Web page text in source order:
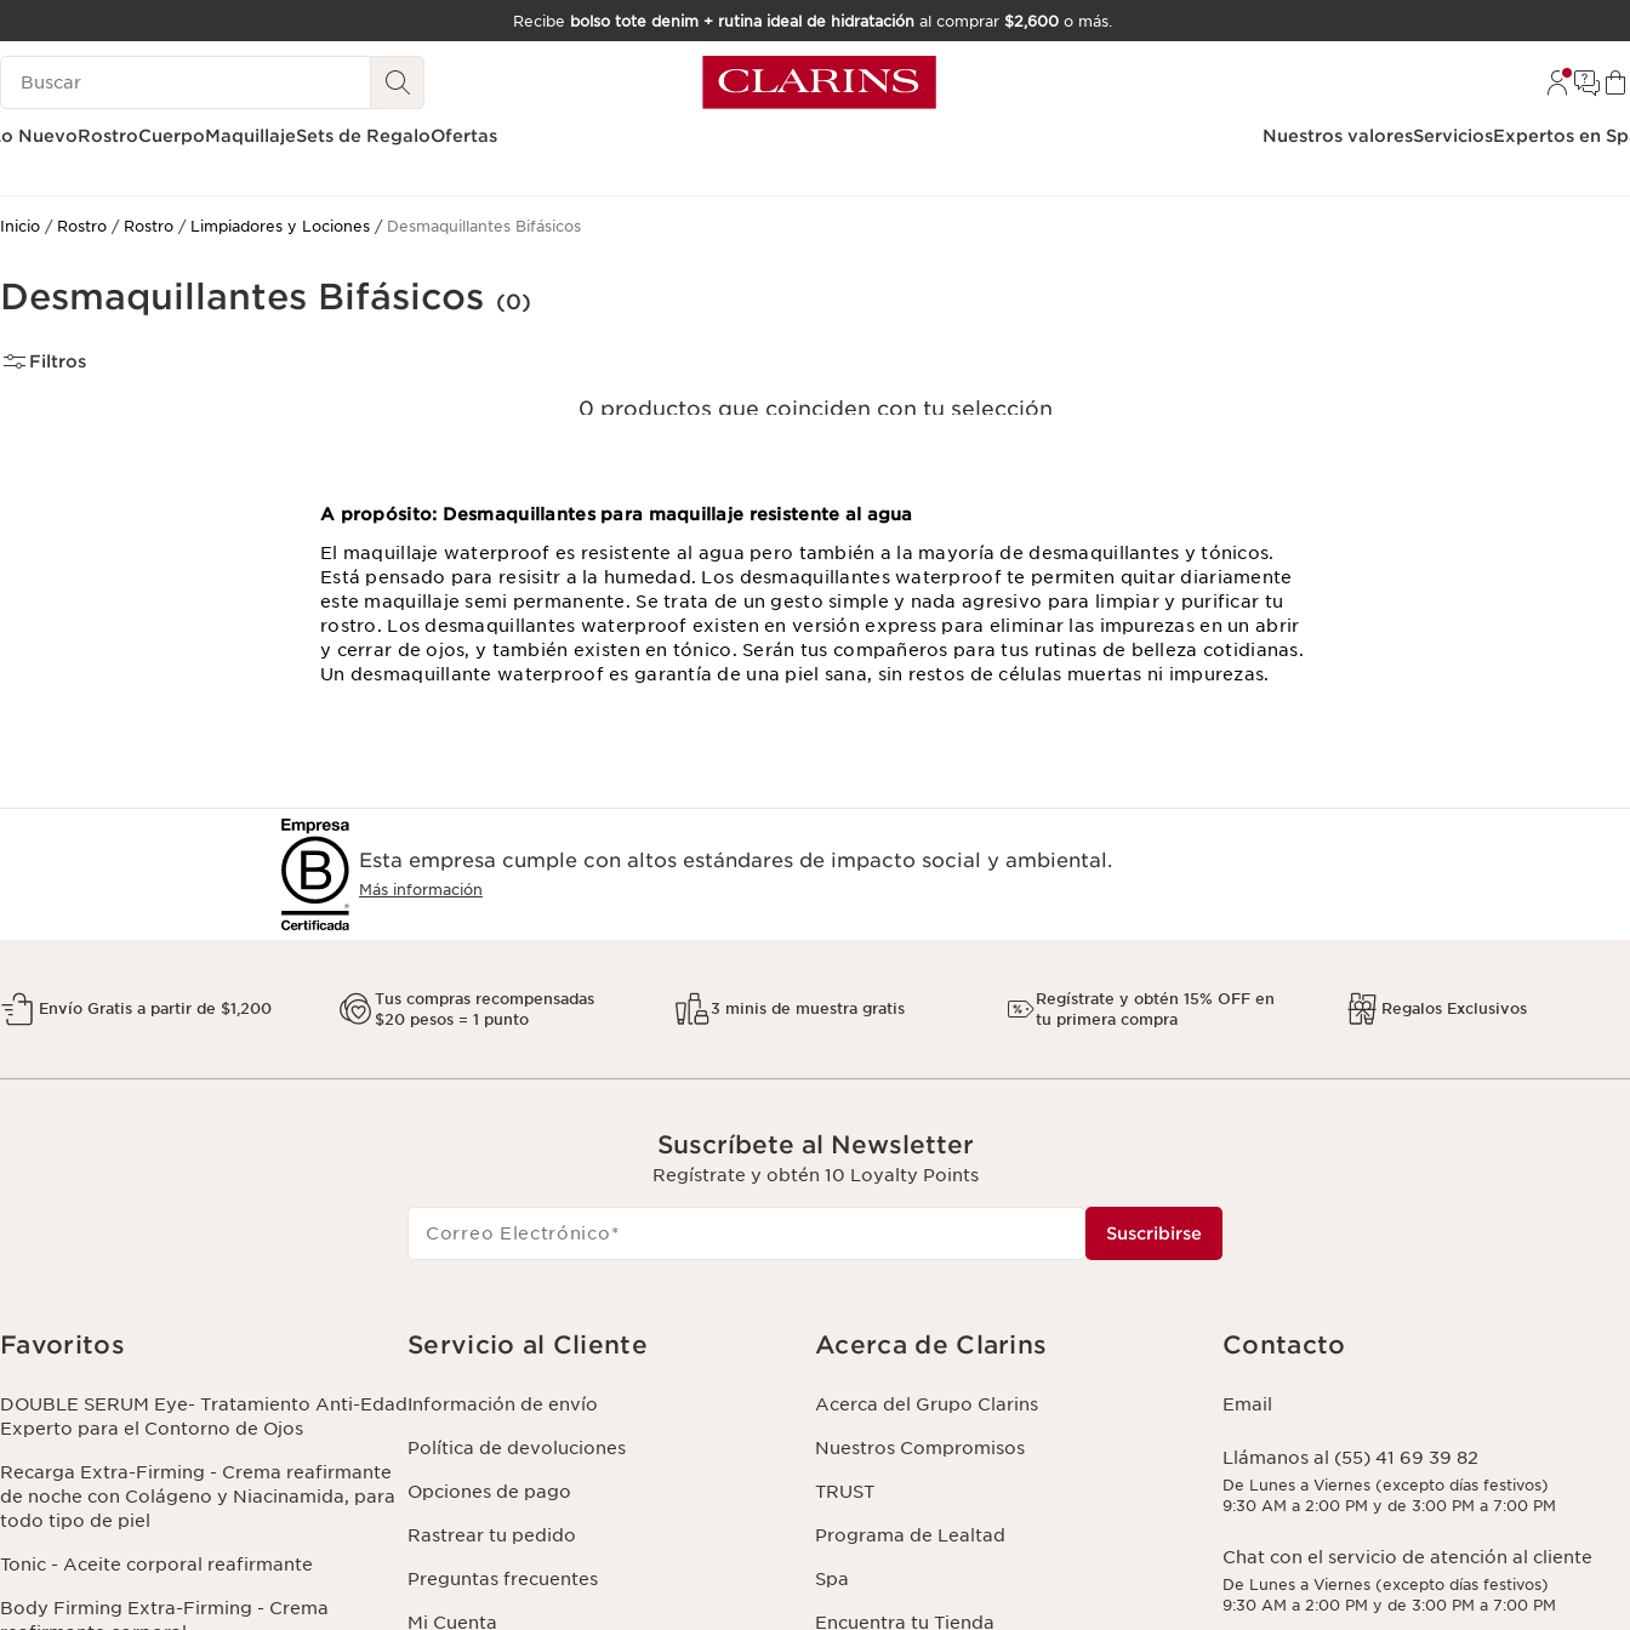
IR AL CONTENIDO
Recibe bolso tote denim + rutina ideal de hidratación al comprar $2,600 o más.
Buscar
NuevoRostroCuerpoMaquillajeSets de RegaloOfertas Nuestros valoresServiciosExpertos en
Inicio Rostro Rostro Limpiadores y Lociones Desmaquillantes Bifásicos
Desmaquillantes Bifásicos (0)
Filtros
0 productos que coinciden con tu selección
A propósito: Desmaquillantes para maquillaje resistente al agua
El maquillaje waterproof es resistente al agua pero también a la mayoría de desmaquillantes y tónicos.
Está pensado para resisitr a la humedad. Los desmaquillantes waterproof te permiten quitar diariamente
este maquillaje semi permanente. Se trata de un gesto simple y nada agresivo para limpiar y purificar tu
rostro. Los desmaquillantes waterproof existen en versión express para eliminar las impurezas en un abrir
y cerrar de ojos, y también existen en tónico. Serán tus compañeros para tus rutinas de belleza cotidianas.
Un desmaquillante waterproof es garantía de una piel sana, sin restos de células muertas ni impurezas.
Esta empresa cumple con altos estándares de impacto social y ambiental.
Más información
Envío Gratis a partir de $1,200
Tus compras recompensadas
$20 pesos = 1 punto
3 minis de muestra gratis
Regístrate y obtén 15% OFF en
tu primera compra
Regalos Exclusivos
Suscríbete al Newsletter
Regístrate y obtén 10 Loyalty Points
Correo Electrónico* Suscribirse
Favoritos
DOUBLE SERUM Eye- Tratamiento Anti-Edad
Experto para el Contorno de Ojos
Recarga Extra-Firming - Crema reafirmante
de noche con Colágeno y Niacinamida, para
todo tipo de piel
Tonic - Aceite corporal reafirmante
Body Firming Extra-Firming - Crema
Servicio al Cliente
Información de envío
Política de devoluciones
Opciones de pago
Rastrear tu pedido
Preguntas frecuentes
Mi Cuenta
Acerca de Clarins
Acerca del Grupo Clarins
Nuestros Compromisos
TRUST
Programa de Lealtad
Spa
Encuentra tu Tienda
Contacto
Email
Llámanos al (55) 41 69 39 82
De Lunes a Viernes (excepto días festivos)
9:30 AM a 2:00 PM y de 3:00 PM a 7:00 PM
Chat con el servicio de atención al cliente
De Lunes a Viernes (excepto días festivos)
9:30 AM a 2:00 PM y de 3:00 PM a 7:00 PM